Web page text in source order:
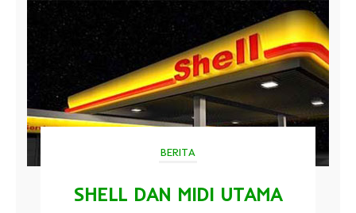
BERITA
SHELL DAN MIDI UTAMA